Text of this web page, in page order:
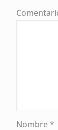
Nombre *